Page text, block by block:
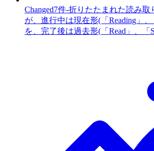
Changed7件-折りたたまれた読み取
が、進行中は現在形(「Reading」、
を、完了後は過去形(「Read」、「